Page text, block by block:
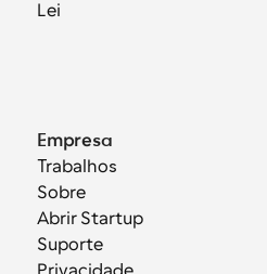
Lei
Empresa
Trabalhos
Sobre
Abrir Startup
Suporte